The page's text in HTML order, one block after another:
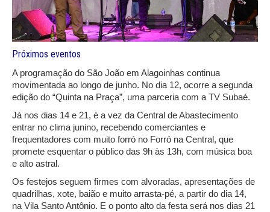
Próximos eventos
A programação do São João em Alagoinhas continua
movimentada ao longo de junho. No dia 12, ocorre a segunda
edição do “Quinta na Praça”, uma parceria com a TV Subaé.
Já nos dias 14 e 21, é a vez da Central de Abastecimento
entrar no clima junino, recebendo comerciantes e
frequentadores com muito forró no Forró na Central, que
promete esquentar o público das 9h às 13h, com música boa
e alto astral.
Os festejos seguem firmes com alvoradas, apresentações de
quadrilhas, xote, baião e muito arrasta-pé, a partir do dia 14,
na Vila Santo Antônio. E o ponto alto da festa será nos dias 21